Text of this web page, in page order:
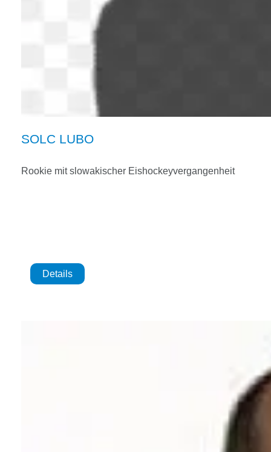
SOLC LUBO
Rookie mit slowakischer Eishockeyvergangenheit
Details